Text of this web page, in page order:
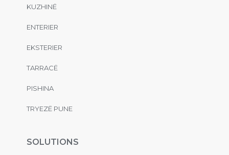
KUZHINË
ENTERIER
EKSTERIER
TARRACË
PISHINA
TRYEZË PUNE
SOLUTIONS